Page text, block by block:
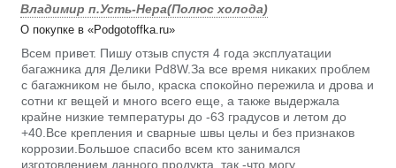
Владимир п.Усть-Нера(Полюс холода)
О покупке в «Podgotoffka.ru»
Всем привет. Пишу отзыв спустя 4 года эксплуатации
багажника для Делики Pd8W.За все время никаких проблем
с багажником не было, краска спокойно пережила и дрова и
сотни кг вещей и много всего еще, а также выдержала
крайне низкие температуры до -63 градусов и летом до
+40.Все крепления и сварные швы целы и без признаков
коррозии.Большое спасибо всем кто занимался
изготовлением данного продукта, так -что могу